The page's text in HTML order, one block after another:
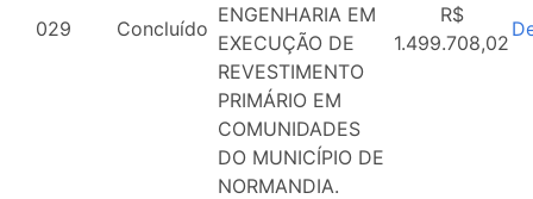
029 Concluído
ENGENHARIA EM
EXECUÇÃO DE
REVESTIMENTO
PRIMÁRIO EM
COMUNIDADES
DO MUNICÍPIO DE
NORMANDIA.
R$
1.499.708,02